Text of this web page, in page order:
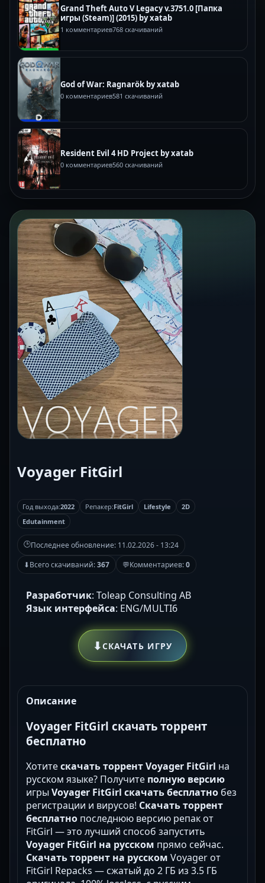
Grand Theft Auto V Legacy v.3751.0 [Папка
игры (Steam)] (2015) by xatab
1 комментариев768 скачиваний
God of War: Ragnarök by xatab
0 комментариев581 скачиваний
Resident Evil 4 HD Project by xatab
0 комментариев560 скачиваний
Voyager FitGirl
Год выхода:2022 Репакер:FitGirl Lifestyle
2D
Edutainment
🕒Последнее обновление: 11.02.2026 - 13:24
⬇Всего скачиваний:367 💬Комментариев:0
Разработчик: Toleap Consulting AB
Язык интерфейса: ENG/MULTI6
⬇СКАЧАТЬ ИГРУ
Описание
Voyager FitGirl скачать торрент
бесплатно
Хотитескачать торрент Voyager FitGirl на
русском языке? Получите полную версию
игры Voyager FitGirl скачать бесплатно без
регистрации и вирусов! Скачать торрент
бесплатно последнюю версию репак от
FitGirl — это лучший способ запустить
Voyager FitGirl на русском прямо сейчас.
Скачать торрент на русском Voyager от
FitGirl Repacks — сжатый до 2 ГБ из 3.5 ГБ